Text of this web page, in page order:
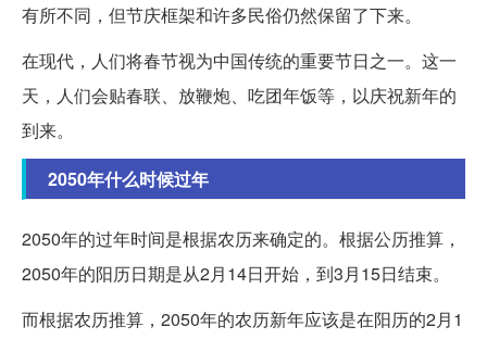
有所不同，但节庆框架和许多民俗仍然保留了下来。
在现代，人们将春节视为中国传统的重要节日之一。这一
天，人们会贴春联、放鞭炮、吃团年饭等，以庆祝新年的
到来。
2050年什么时候过年
2050年的过年时间是根据农历来确定的。根据公历推算，
2050年的阳历日期是从2月14日开始，到3月15日结束。
而根据农历推算，2050年的农历新年应该是在阳历的2月1